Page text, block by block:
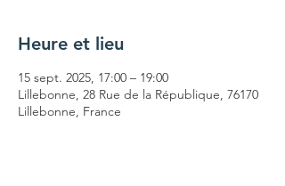
Heure et lieu
15 sept. 2025, 17:00 – 19:00
Lillebonne, 28 Rue de la République, 76170
Lillebonne, France